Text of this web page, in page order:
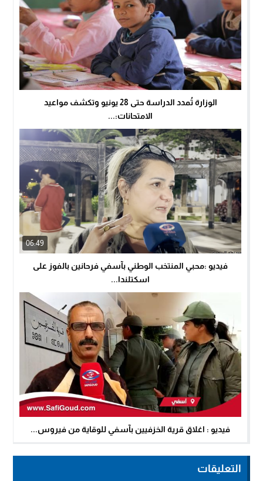
الوزارة تُمدد الدراسة حتى 28 يونيو وتكشف مواعيد
الامتحانات:...
06:49
فيديو :محبي المنتخب الوطني بآسفي فرحانين بالفوز على
اسكتلندا...
فيديو : اغلاق قرية الخزفيين بآسفي للوقاية من فيروس...
التعليقات